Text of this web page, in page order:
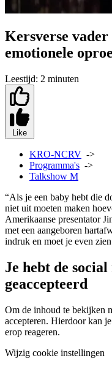
Kersverse
emotionele
Leestijd: 2 minuten
Like
KRO-NCRV ->
Programma's ->
Talkshow M
“Als je een baby hebt die
niet uit moeten maken
Amerikaanse presentator
met een aangeboren
indruk en moet je even
Je hebt de
geaccepteerd
Om de inhoud te bekijken
accepteren. Hierdoor kan
erop reageren.
Wijzig cookie instellingen